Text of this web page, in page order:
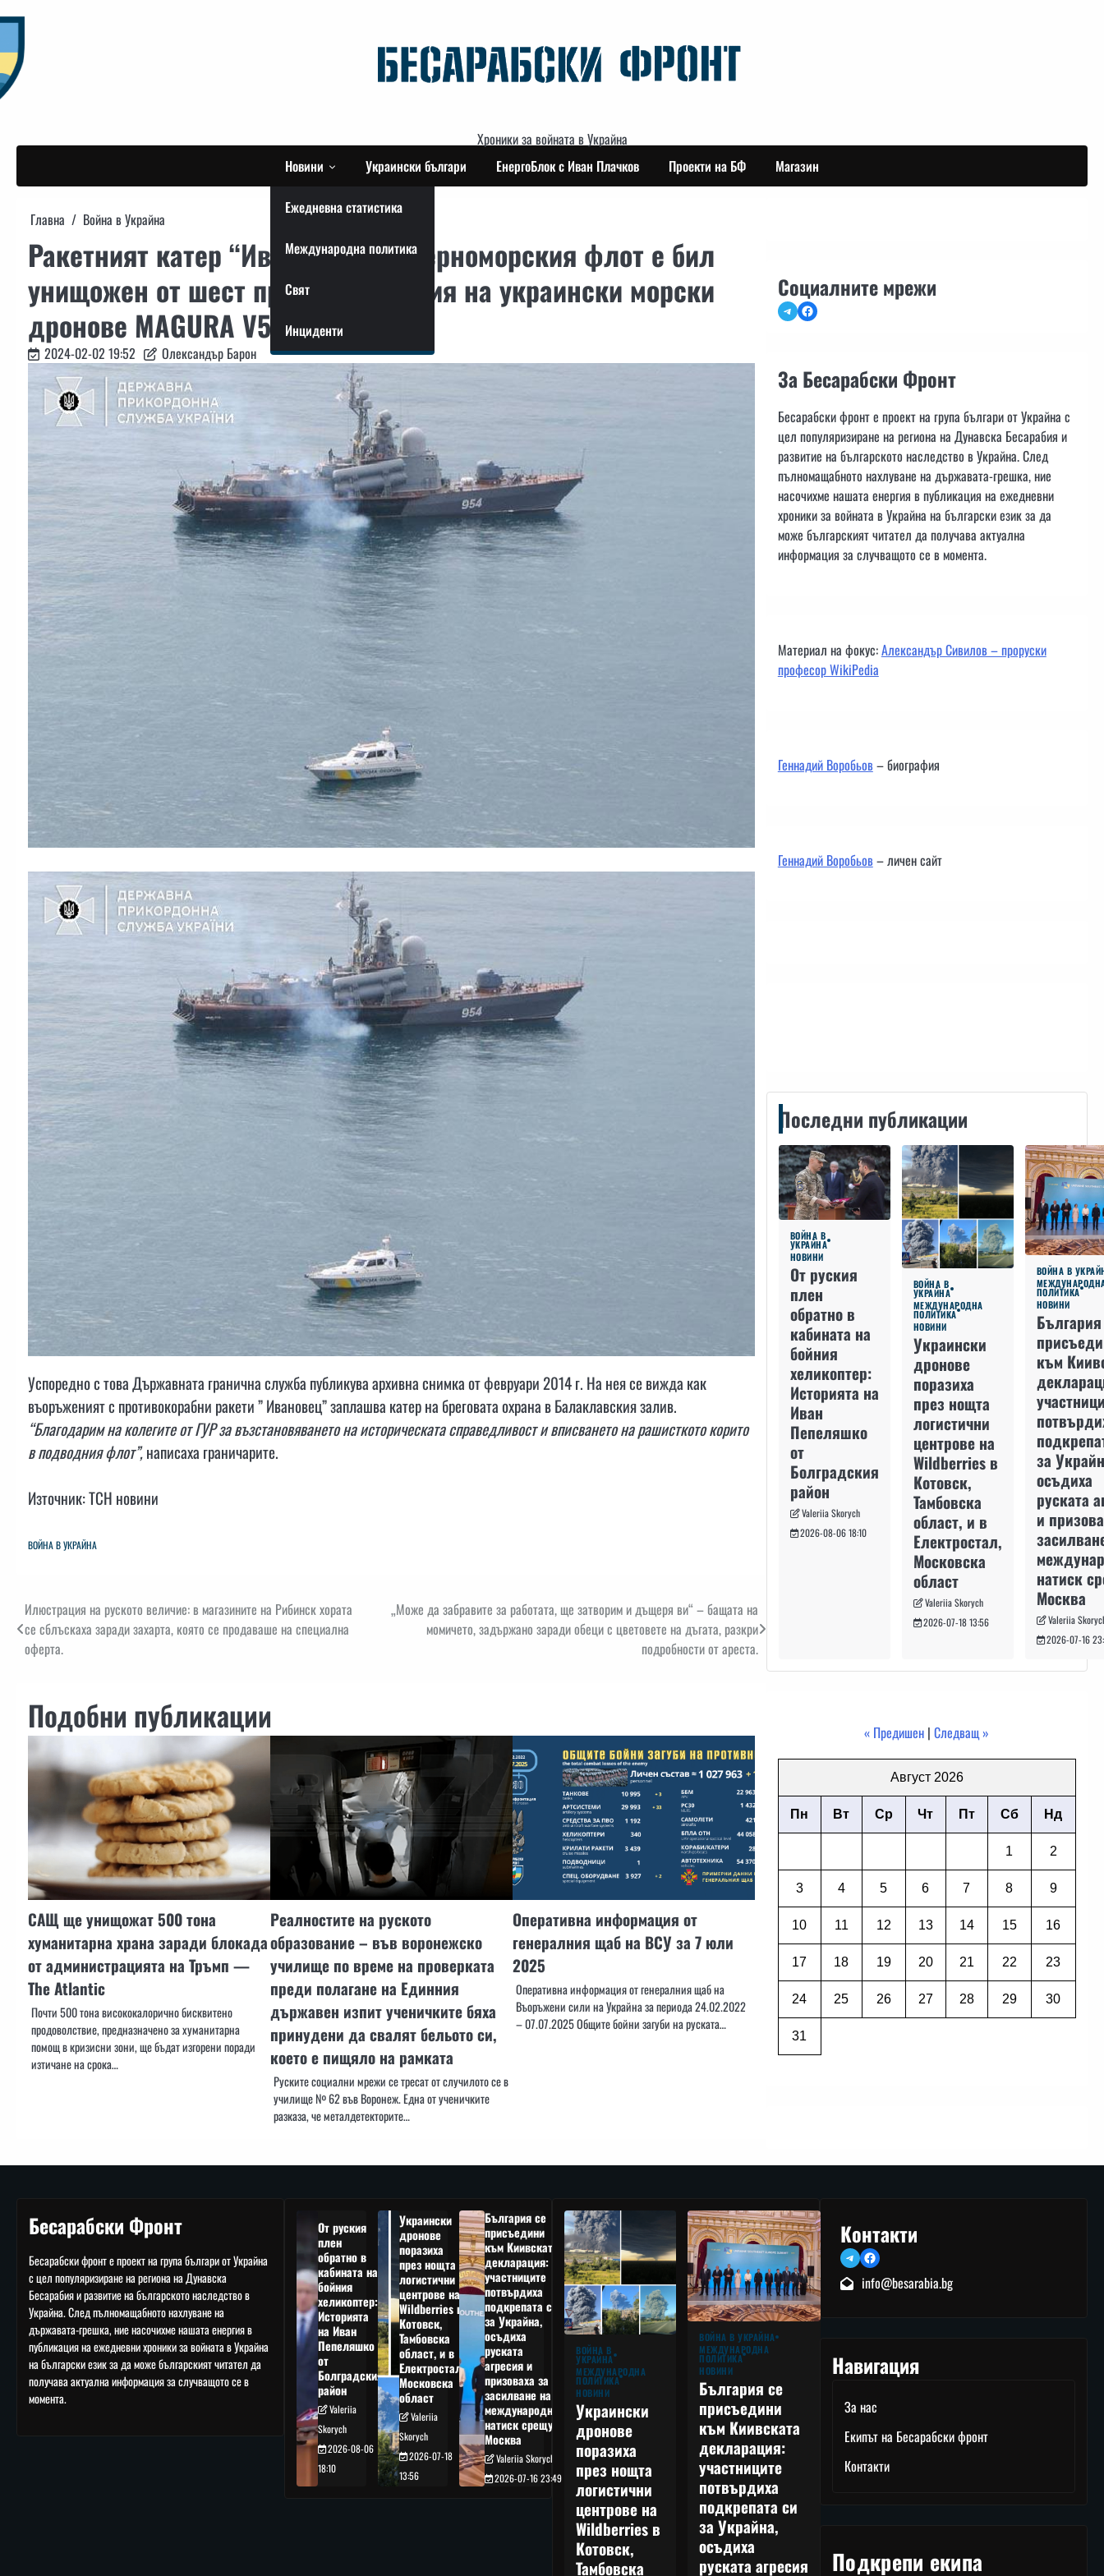
to
content
Хроники за войната в Украйна
Новини
Ежедневна статистика
Международна политика
Свят
Инциденти
Украински българи ЕнергоБлок с Иван Плачков Проекти на БФ Магазин
Главна Война в Украйна
Ракетният катер “Ивановец” от Черноморския флот е бил
унищожен от шест преки попадения на украински морски
дронове MAGURA V5 – Буданов.
2024-02-02 19:52 Олександър Барон
Успоредно с това Държавната гранична служба публикува архивна снимка от февруари 2014 г. На нея се вижда как
въоръженият с противокорабни ракети ” Ивановец” заплашва катер на бреговата охрана в Балаклавския залив.
“Благодарим на колегите от ГУР за възстановяването на историческата справедливост и вписването на рашисткото корито
в подводния флот”,написаха граничарите.
Източник: ТСН новини
ВОЙНА В УКРАЙНА
Навигация
Илюстрация на руското величие: в магазините на Рибинск хората
се сблъскаха заради захарта, която се продаваше на специална
оферта.
„Може да забравите за работата, ще затворим и дъщеря ви“ – бащата на
момичето, задържано заради обеци с цветовете на дъгата, разкри
подробности от ареста.
Подобни публикации
САЩ ще унищожат 500 тона
хуманитарна храна заради блокада
от администрацията на Тръмп —
The Atlantic
Почти 500 тона висококалорично бисквитено
продоволствие, предназначено за хуманитарна
помощ в кризисни зони, ще бъдат изгорени поради
изтичане на срока…
Реалностите на руското
образование – във воронежско
училище по време на проверката
преди полагане на Единния
държавен изпит ученичките бяха
принудени да свалят бельото си,
което е пищяло на рамката
Руските социални мрежи се тресат от случилото се в
училище № 62 във Воронеж. Една от ученичките
разказа, че металдетекторите…
Оперативна информация от
генералния щаб на ВСУ за 7 юли
2025
Оперативна информация от генералния щаб на
Въоръжени сили на Украйна за периода 24.02.2022
– 07.07.2025 Общите бойни загуби на руската…
Социалните мрежи
TelegramFacebook
За Бесарабски Фронт
Бесарабски фронт е проект на група българи от Украйна с
цел популяризиране на региона на Дунавска Бесарабия и
развитие на българското наследство в Украйна. След
пълномащабното нахлуване на държавата-грешка, ние
насочихме нашата енергия в публикация на ежедневни
хроники за войната в Украйна на български език за да
може българският читател да получава актуална
информация за случващото се в момента.
Материал на фокус:Александър Сивилов – проруски
професор WikiPedia
Геннадий Воробьов– биография
Геннадий Воробьов– личен сайт
Последни публикации
ВОЙНА В
УКРАЙНА
НОВИНИ
От руския
плен
обратно в
кабината на
бойния
хеликоптер:
Историята на
Иван
Пепеляшко
от
Болградския
район
Valeriia Skorych
2026-08-06 18:10
ВОЙНА В
УКРАЙНА
МЕЖДУНАРОДНА
ПОЛИТИКА
НОВИНИ
Украински
дронове
поразиха
през нощта
логистични
центрове на
Wildberries в
Котовск,
Тамбовска
област, и в
Електростал,
Московска
област
Valeriia Skorych
2026-07-18 13:56
ВОЙНА В
ПОЛИТИКА
НОВИНИ
към
за
осъдиха
руската
и
натиск
Москва
Valeriia
2026-07-16
« Предишен |Следващ »
Август 2026
Пн Вт Ср Чт Пт Сб Нд
1 2
3 4 5 6 7 8 9
10 11 12 13 14 15 16
17 18 19 20 21 22 23
24 25 26 27 28 29 30
31
Бесарабски Фронт
Бесарабски фронт е проект на група българи от Украйна
с цел популяризиране на региона на Дунавска
Бесарабия и развитие на българското наследство в
Украйна. След пълномащабното нахлуване на
държавата-грешка, ние насочихме нашата енергия в
публикация на ежедневни хроники за войната в Украйна
на български език за да може българският читател да
получава актуална информация за случващото се в
момента.
От руския
плен
обратно в
кабината на
бойния
хеликоптер:
Историята
на Иван
Пепеляшко
от
Болградския
район
Valeriia
Skorych
2026-08-06
18:10
Украински
дронове
поразиха
през нощта
логистични
центрове на
Wildberries в
Котовск,
Тамбовска
област, и в
Електростал,
Московска
област
Valeriia
Skorych
2026-07-18
13:56
България се
присъедини
към Киивската
декларация:
участниците
потвърдиха
подкрепата си
за Украйна,
осъдиха
руската
агресия и
призоваха за
засилване на
международния
натиск срещу
Москва
Valeriia Skorych
2026-07-16 23:49
ВОЙНА В
УКРАЙНА
МЕЖДУНАРОДНА
ПОЛИТИКА
НОВИНИ
Украински
дронове
поразиха
през нощта
логистични
центрове на
Wildberries в
Котовск,
Тамбовска
ВОЙНА В УКРАЙНА
МЕЖДУНАРОДНА
ПОЛИТИКА
НОВИНИ
България се
присъедини
към Киивската
декларация:
участниците
потвърдиха
подкрепата си
за Украйна,
осъдиха
руската агресия
Контакти
TelegramFacebook
info@besarabia.bg
Навигация
За нас
Екипът на Бесарабски фронт
Контакти
Подкрепи екипа